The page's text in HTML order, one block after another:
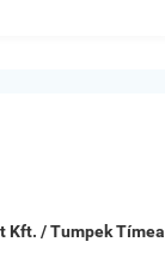
Kft. / Tumpek Tímea